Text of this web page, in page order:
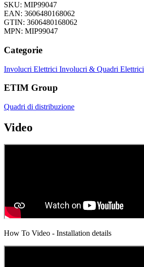
SKU: MIP99047
EAN: 3606480168062
GTIN: 3606480168062
MPN: MIP99047
Categorie
Involucri Elettrici Involucri & Quadri Elettrici
ETIM Group
Quadri di distribuzione
Video
How To Video - Installation details